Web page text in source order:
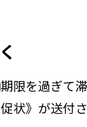
限を過ぎて滞
状》が送付さ